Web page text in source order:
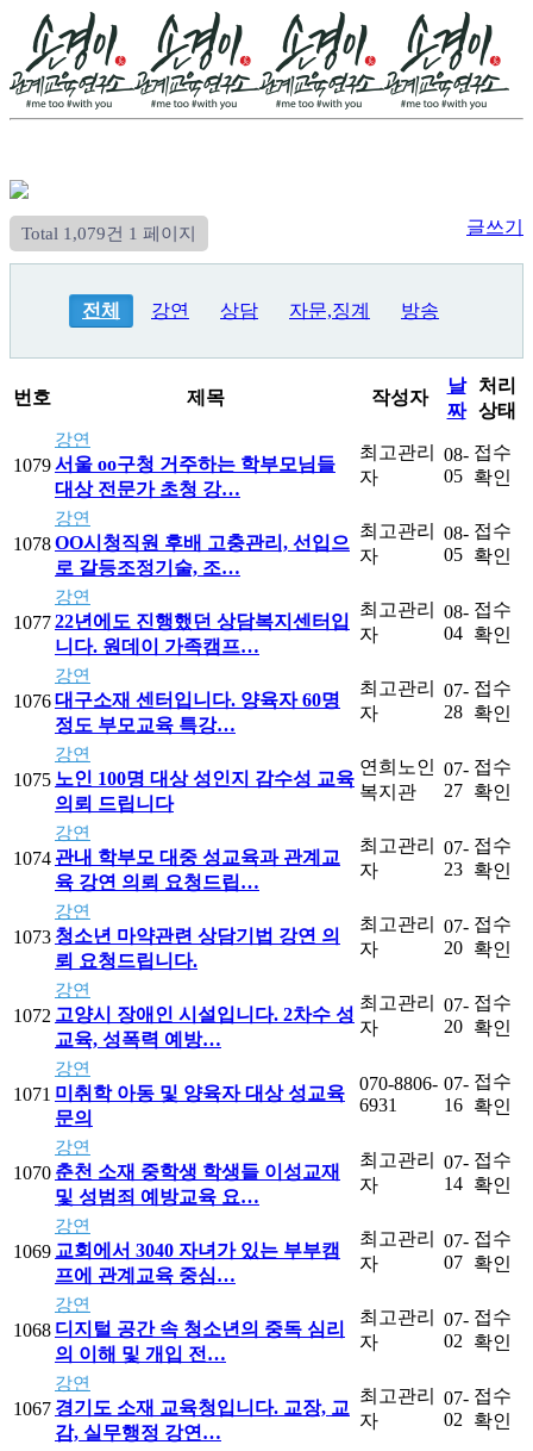
Total 1,079건 1 페이지 글쓰기
전체 강연 상담 자문,징계 방송
번호 제목 작성자
날
짜
처리
상태
1079
강연
서울 oo구청 거주하는 학부모님들
대상 전문가 초청 강…
최고관리
자
08-
05
접수
확인
1078
강연
OO시청직원 후배 고충관리, 선입으
로 갈등조정기술, 조…
최고관리
자
08-
05
접수
확인
1077
강연
22년에도 진행했던 상담복지센터입
니다. 원데이 가족캠프…
최고관리
자
08-
04
접수
확인
1076
강연
대구소재 센터입니다. 양육자 60명
정도 부모교육 특강…
최고관리
자
07-
28
접수
확인
1075
강연
노인 100명 대상 성인지 감수성 교육
의뢰 드립니다
연희노인
복지관
07-
27
접수
확인
1074
강연
관내 학부모 대중 성교육과 관계교
육 강연 의뢰 요청드립…
최고관리
자
07-
23
접수
확인
1073
강연
청소년 마약관련 상담기법 강연 의
뢰 요청드립니다.
최고관리
자
07-
20
접수
확인
1072
강연
고양시 장애인 시설입니다. 2차수 성
교육, 성폭력 예방…
최고관리
자
07-
20
접수
확인
1071
강연
미취학 아동 및 양육자 대상 성교육
문의
070-8806-
6931
07-
16
접수
확인
1070
강연
춘천 소재 중학생 학생들 이성교재
및 성범죄 예방교육 요…
최고관리
자
07-
14
접수
확인
1069
강연
교회에서 3040 자녀가 있는 부부캠
프에 관계교육 중심…
최고관리
자
07-
07
접수
확인
1068
강연
디지털 공간 속 청소년의 중독 심리
의 이해 및 개입 전…
최고관리
자
07-
02
접수
확인
1067
강연
경기도 소재 교육청입니다. 교장, 교
감, 실무행정 강연…
최고관리
자
07-
02
접수
확인